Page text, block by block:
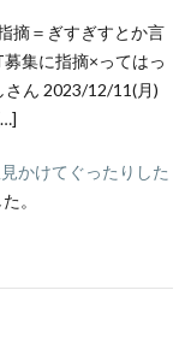
摘＝ぎすぎすとか言
集に指摘×ってはっ
さん 2023/12/11(月)
かけてぐったりした
。